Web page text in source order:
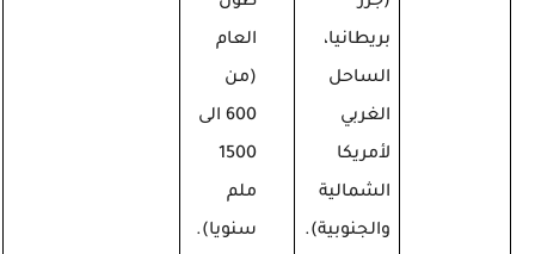
بريطانيا،
الساحل
الغربي
لأمريكا
الشمالية
والجنوبية).
العام
(من
600 الى
1500
ملم
سنويا).